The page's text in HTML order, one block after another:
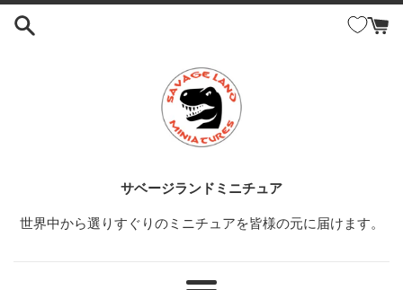
コ
サベージランドミニチュア
世界中から選りすぐりのミニチュアを皆様の元に届けます。